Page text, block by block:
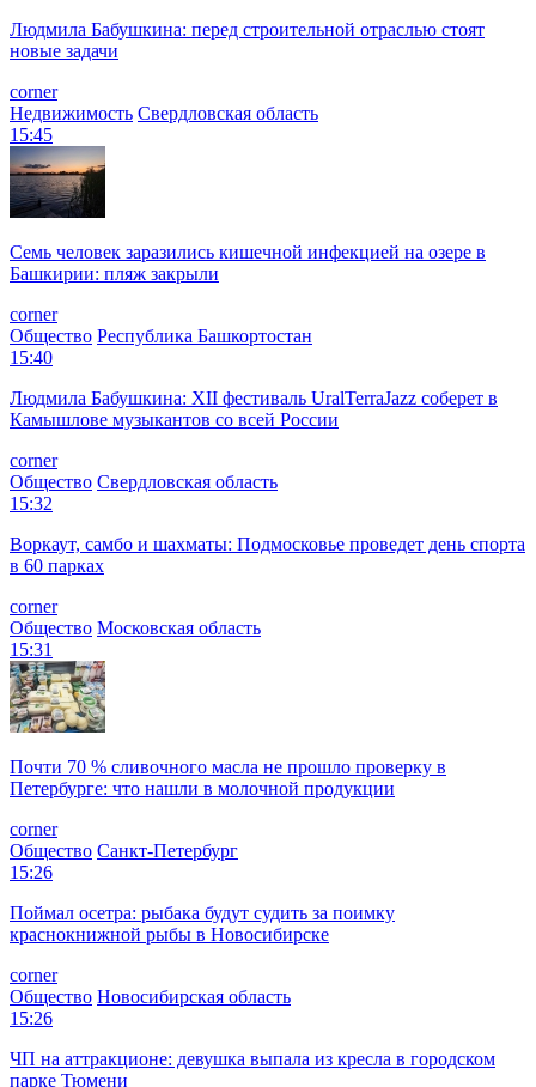
Людмила Бабушкина: перед строительной отраслью стоят
новые задачи
corner
Недвижимость Свердловская область
15:45
Семь человек заразились кишечной инфекцией на озере в
Башкирии: пляж закрыли
corner
Общество Республика Башкортостан
15:40
Людмила Бабушкина: XII фестиваль UralTerraJazz соберет в
Камышлове музыкантов со всей России
corner
Общество Свердловская область
15:32
Воркаут, самбо и шахматы: Подмосковье проведет день спорта
в 60 парках
corner
Общество Московская область
15:31
Почти 70 % сливочного масла не прошло проверку в
Петербурге: что нашли в молочной продукции
corner
Общество Санкт-Петербург
15:26
Поймал осетра: рыбака будут судить за поимку
краснокнижной рыбы в Новосибирске
corner
Общество Новосибирская область
15:26
ЧП на аттракционе: девушка выпала из кресла в городском
парке Тюмени